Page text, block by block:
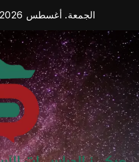
content
الجمعة. أغسطس 7th, 2026